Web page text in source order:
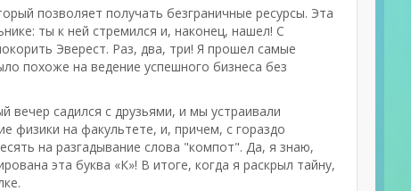
позволяет получать безграничные ресурсы. Эта
ты к ней стремился и, наконец, нашел! С
Эверест. Раз, два, три! Я прошел самые
похоже на ведение успешного бизнеса без
садился с друзьями, и мы устраивали
физики на факультете, и, причем, с гораздо
на разгадывание слова "компот". Да, я знаю,
эта буква «К»! В итоге, когда я раскрыл тайну,